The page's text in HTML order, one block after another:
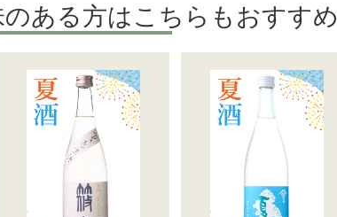
ある方はこちらもおすすめ